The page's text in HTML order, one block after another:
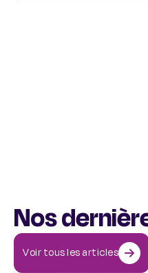
Nos
Voir tous les articles